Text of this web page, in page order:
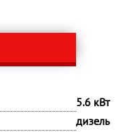
5.6 кВт
дизель